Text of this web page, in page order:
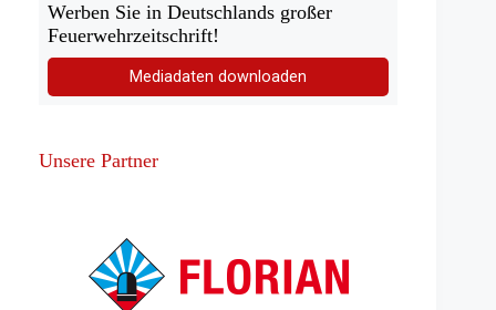
Werben Sie in Deutschlands großer
Feuerwehrzeitschrift!
Mediadaten downloaden
Unsere Partner